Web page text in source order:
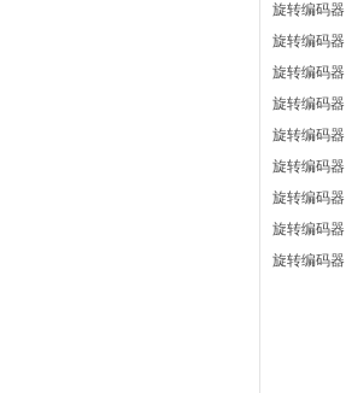
旋转编码器
旋转编码器
旋转编码器
旋转编码器
旋转编码器
旋转编码器
旋转编码器
旋转编码器
旋转编码器